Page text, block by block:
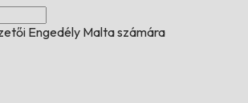
Engedély Malta számára